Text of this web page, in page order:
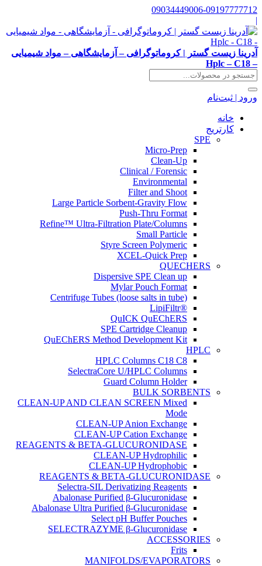
09034449006-09197777712
|
آدرینا زیست گستر | کروماتوگرافی – آزمایشگاهی – مواد شیمیایی
– Hplc – C18
ورود | ثبت‌نام
خانه
کارتریج
SPE
Micro-Prep
Clean-Up
Clinical / Forensic
Environmental
Filter and Shoot
Large Particle Sorbent-Gravity Flow
Push-Thru Format
Refine™ Ultra-Filtration Plate/Columns
Small Particle
Styre Screen Polymeric
XCEL-Quick Prep
QUECHERS
Dispersive SPE Clean up
Mylar Pouch Format
Centrifuge Tubes (loose salts in tube)
®LipiFiltr
QuICK QuEChERS
SPE Cartridge Cleanup
QuEChERS Method Development Kit
HPLC
HPLC Columns C18 C8
SelectraCore U/HPLC Columns
Guard Column Holder
BULK SORBENTS
CLEAN-UP AND CLEAN SCREEN Mixed
Mode
CLEAN-UP Anion Exchange
CLEAN-UP Cation Exchange
REAGENTS & BETA-GLUCURONIDASE
CLEAN-UP Hydrophilic
CLEAN-UP Hydrophobic
REAGENTS & BETA-GLUCURONIDASE
Selectra-SIL Derivatizing Reagents
Abalonase Purified β-Glucuronidase
Abalonase Ultra Purified β-Glucuronidase
Select pH Buffer Pouches
SELECTRAZYME β-Glucuronidase
ACCESSORIES
Frits
MANIFOLDS/EVAPORATORS